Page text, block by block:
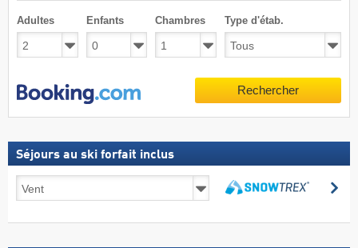
Adultes Enfants Chambres Type d'étab.
Rechercher
Séjours au ski forfait inclus
Séjours
au
forfait